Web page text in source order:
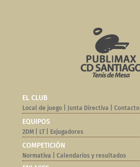
EL CLUB
Local de juego| Junta Directiva Contacto
EQUIPOS
2DM| LT| Exjugadores
COMPETICIÓN
Normativa | Calendarios y resultados